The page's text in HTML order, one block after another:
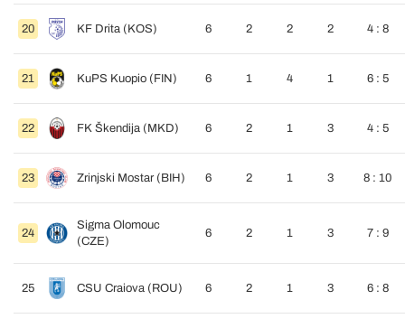
20 KF Drita (KOS) 6 2 2 2 4 : 8
21 KuPS Kuopio (FIN) 6 1 4 1 6 : 5
22 FK Škendija (MKD) 6 2 1 3 4 : 5
23 Zrinjski Mostar (BIH) 6 2 1 3 8 : 10
24
Sigma Olomouc
(CZE)
6 2 1 3 7 : 9
25 CSU Craiova (ROU) 6 2 1 3 6 : 8